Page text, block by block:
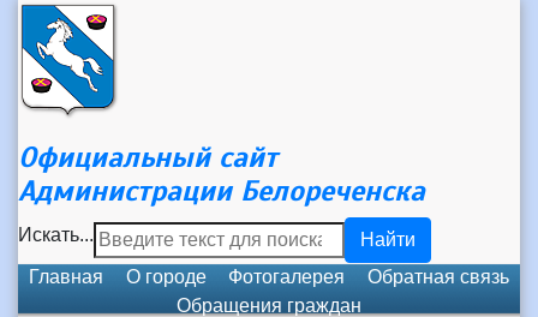
Официальный сайт
Администрации Белореченска
Искать...
Найти
Главная
О городе Фотогалерея
Обратная связь
Обращения граждан